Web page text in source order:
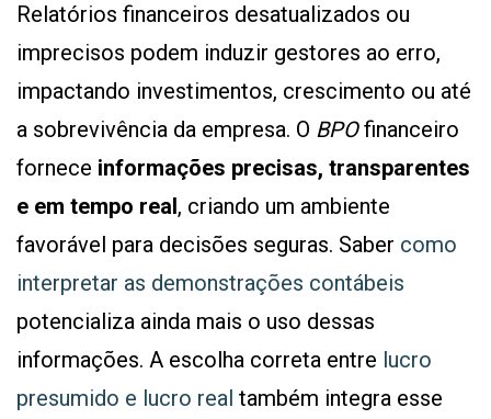
Relatórios financeiros desatualizados ou
imprecisos podem induzir gestores ao erro,
impactando investimentos, crescimento ou até
a sobrevivência da empresa. O BPOfinanceiro
fornece informações precisas, transparentes
e em tempo real, criando um ambiente
favorável para decisões seguras. Saber como
interpretar as demonstrações contábeis
potencializa ainda mais o uso dessas
informações. A escolha correta entre lucro
presumido e lucro real também integra esse